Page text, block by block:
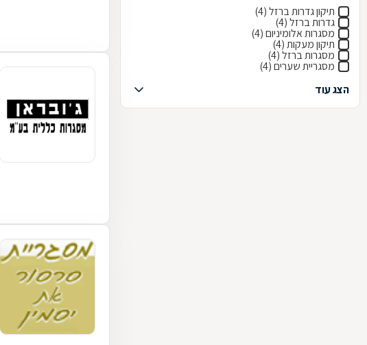
תיקון גדרות ברזל (4)
גדרות ברזל (4)
מסגרות אלומיניום (4)
תיקון מעקות (4)
מסגרות ברזל (4)
מסגריית שערים (4)
הצג עוד